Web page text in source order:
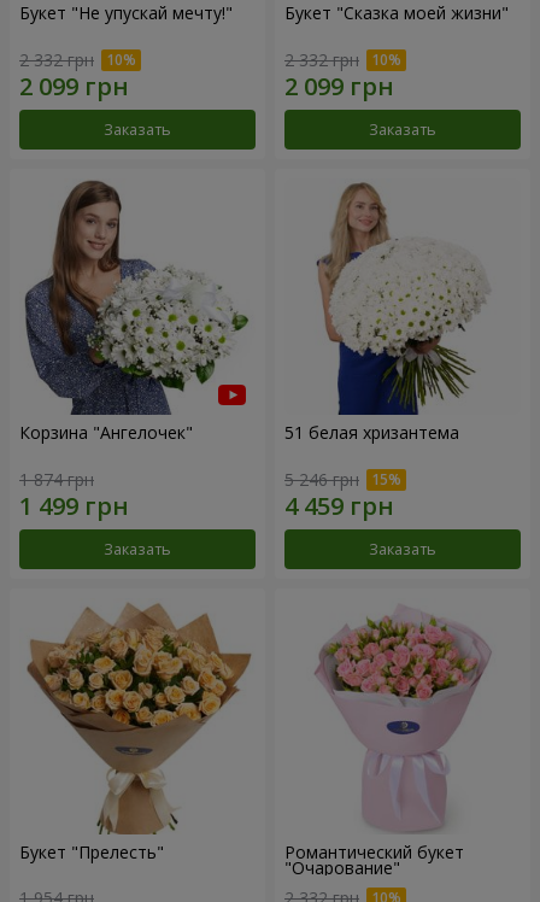
Букет "Не упускай мечту!"
2 332 грн
Заказать
Букет "Сказка моей жизни"
2 332 грн
Заказать
Корзина "Ангелочек"
1 874 грн
Заказать
51 белая хризантема
5 246 грн
Заказать
Букет "Прелесть" Романтический букет
"Очарование"